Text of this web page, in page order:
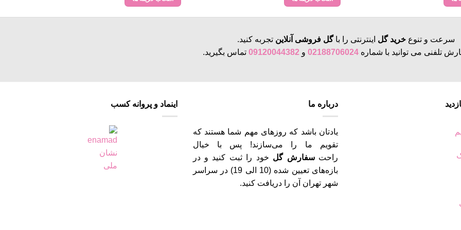
دارای
انواع
ها
ممکن
است
در
صفحه
محصول
انتخاب
شوند
ها
ممکن
سرعت و تنوعخرید گل اینترنتی را باگل فروشی آنلاین تجربه کنید.
تلفنی می توانید با شماره02188706024 و09120044382 تماس بگیرید.
درباره ما
یادتان باشد که روزهای مهم شما هستند که
تقویم ما را می‌سازند! پس با خیال
راحتسفارش گل خود را ثبت کنید و در
بازه‌های تعیین شده (10 الی 19) در سراسر
شهر تهران آن را دریافت کنید.
اینماد و پروانه کسب